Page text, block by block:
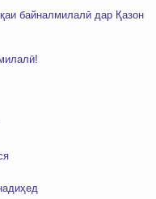
байналмилалӣ дар Қазон